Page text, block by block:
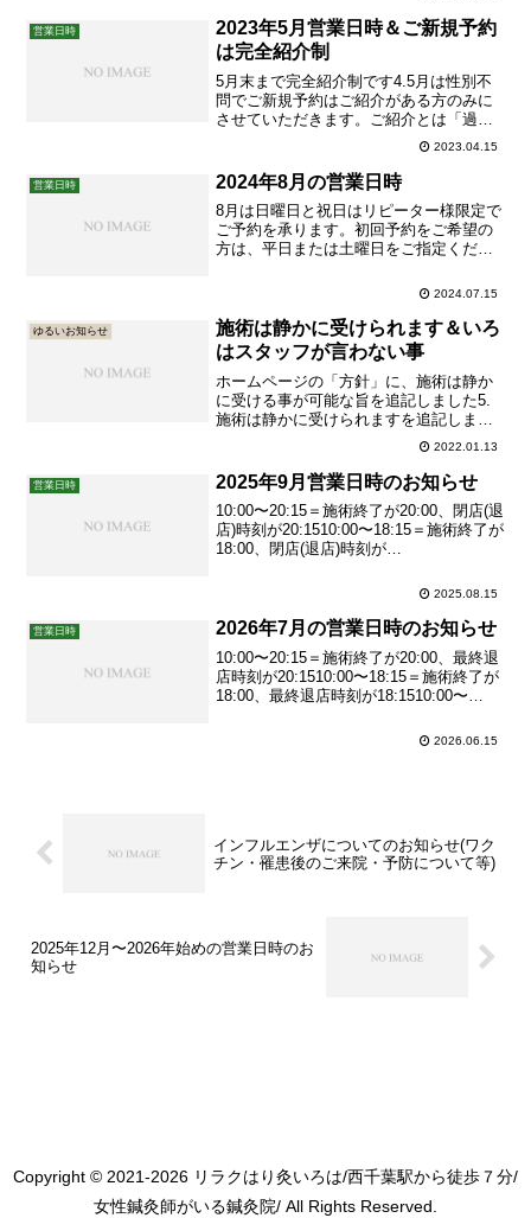
営業日時
2023年5月営業日時＆ご新規予約
は完全紹介制
5月末まで完全紹介制です4.5月は性別不
問でご新規予約はご紹介がある方のみに
させていただきます。ご紹介とは「過去
にいろはをご利用くださったことが一度
でもある方からのご紹介」を指します。
男性はご紹介の有無、ご予約の時期を問
わず常に完全に紹介制です。 女性でご紹
介がない初回予約→6...
2023.04.15
営業日時 2024年8月の営業日時
8月は日曜日と祝日はリピーター様限定で
ご予約を承ります。初回予約をご希望の
方は、平日または土曜日をご指定くださ
2024.07.15
ゆるいお知らせ
施術は静かに受けられます＆いろ
はスタッフが言わない事
ホームページの「方針」に、施術は静か
に受ける事が可能な旨を追記しました5.
施術は静かに受けられますを追記しまし
たいろはに通われていらっしゃる方はす
でにご存知の内容です。「喋っちゃダ
メ」ということではございませんのでご
安心ください！また、自律神経が副交感
神経優位になるような施術をご...
2022.01.13
営業日時 2025年9月営業日時のお知らせ
10:00〜20:15＝施術終了が20:00、閉店(退
店)時刻が20:1510:00〜18:15＝施術終了が
18:00、閉店(退店)時刻が
近のため2025/09/05(金)は14:30閉店(退店)
2025.08.15
営業日時 2026年7月の営業日時のお知らせ
10:00〜20:15＝施術終了が20:00、最終退
店時刻が20:1510:00〜18:15＝施術終了が
18:00、最終退店時刻が18:1510:00〜
が15:15---最終受付時刻はご予約内容によ
って異なります。例①：初回予約(問診...
2026.06.15
インフルエンザについてのお知らせ(ワク
チン・罹患後のご来院・予防について等)
2025年12月〜2026年始めの営業日時のお
知らせ
Copyright © 2021-2026 リラクはり灸いろは/西千葉駅から徒歩７分/
女性鍼灸師がいる鍼灸院/ All Rights Reserved.